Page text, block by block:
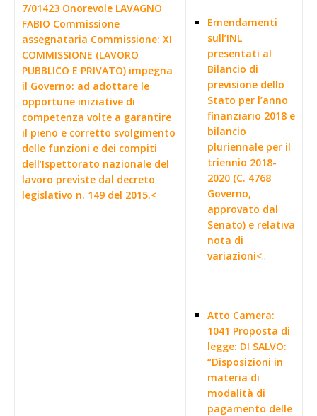
7/01423 Onorevole LAVAGNO
FABIO Commissione
assegnataria Commissione: XI
COMMISSIONE (LAVORO
PUBBLICO E PRIVATO) impegna
il Governo: ad adottare le
opportune iniziative di
competenza volte a garantire
il pieno e corretto svolgimento
delle funzioni e dei compiti
dell’Ispettorato nazionale del
lavoro previste dal decreto
legislativo n. 149 del 2015.<
Emendamenti
sull’INL
presentati al
Bilancio di
previsione dello
Stato per l’anno
finanziario 2018 e
bilancio
pluriennale per il
triennio 2018-
2020 (C. 4768
Governo,
approvato dal
Senato) e relativa
nota di
variazioni<..
Atto Camera:
1041 Proposta di
legge: DI SALVO:
“Disposizioni in
materia di
modalità di
pagamento delle